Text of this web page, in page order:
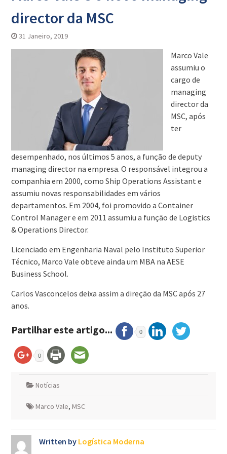
director da MSC
31 Janeiro, 2019
Marco Vale
assumiu o
cargo de
managing
director da
MSC, após
ter
desempenhado, nos últimos 5 anos, a função de deputy
managing director na empresa. O responsável integrou a
companhia em 2000, como Ship Operations Assistant e
assumiu novas responsabilidades em vários
departamentos. Em 2004, foi promovido a Container
Control Manager e em 2011 assumiu a função de Logistics
& Operations Director.
Licenciado em Engenharia Naval pelo Instituto Superior
Técnico, Marco Vale obteve ainda um MBA na AESE
Business School.
Carlos Vasconcelos deixa assim a direção da MSC após 27
anos.
Partilhar este artigo... 0
0
Notícias
Marco Vale, MSC
Written by Logística Moderna